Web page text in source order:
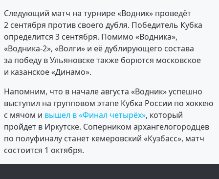
Следующий матч на турнире «Водник» проведёт
2 сентября против своего дубля. Победитель Кубка
определится 3 сентября. Помимо «Водника»,
«Водника-2», «Волги» и её дублирующего состава
за победу в Ульяновске также борются московское
и казанское «Динамо».
Напомним, что в начале августа «Водник» успешно
выступил на групповом этапе Кубка России по хоккею
с мячом и вышел в «Финал четырёх», который
пройдет в Иркутске. Соперником архангелогородцев
по полуфиналу станет кемеровский «Кузбасс», матч
состоится 1 октября.